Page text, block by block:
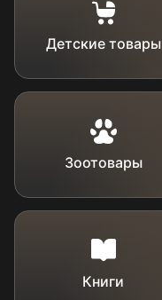
Детские товары
Зоотовары
Книги